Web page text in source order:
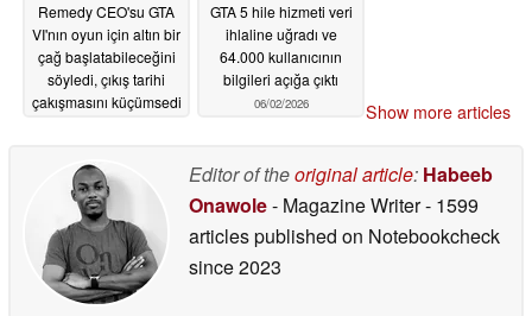
Remedy CEO'su GTA
VI'nın oyun için altın bir
çağ başlatabileceğini
söyledi, çıkış tarihi
çakışmasını küçümsedi
GTA 5 hile hizmeti veri
ihlaline uğradı ve
64.000 kullanıcının
bilgileri açığa çıktı
06/02/2026 Show more articles
Editor of theoriginal article: Habeeb
Onawole- Magazine Writer- 1599
articles published on Notebookcheck
since 2023